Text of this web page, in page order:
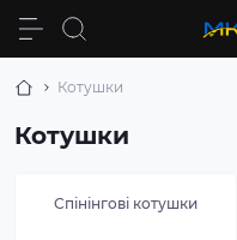
Котушки
Котушки
Спінінгові котушки